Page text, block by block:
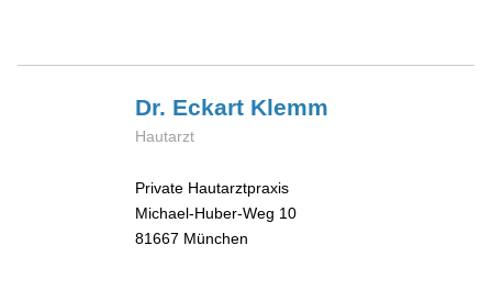
Dr. Eckart Klemm
Hautarzt
Private Hautarztpraxis
Michael-Huber-Weg 10
81667 München